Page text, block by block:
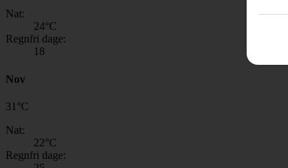
Nat:
24°C
Regnfri dage:
18
Nov
31 °C
Nat:
22°C
Regnfri dage: